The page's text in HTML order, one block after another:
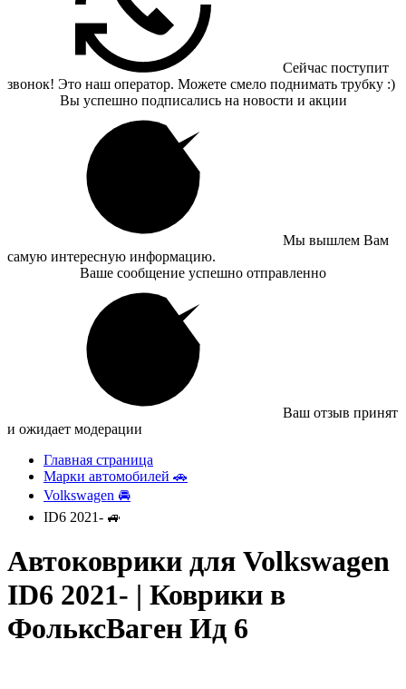
Сейчас поступит
звонок! Это наш оператор. Можете смело поднимать трубку :)
Вы успешно подписались на новости и акции
Мы вышлем Вам
самую интересную информацию.
Ваше сообщение успешно отправленно
Ваш отзыв принят
и ожидает модерации
Главная страница
Марки автомобилей 🚗
Volkswagen 🚘
ID6 2021- 🚙
Автоковрики для Volkswagen
ID6 2021- | Коврики в
ФольксВаген Ид 6